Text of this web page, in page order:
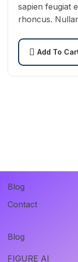
sapien feugiat
rhoncus.
arcu pulvinar…
Add To
Blog
Contact
Blog
FIGURE AI